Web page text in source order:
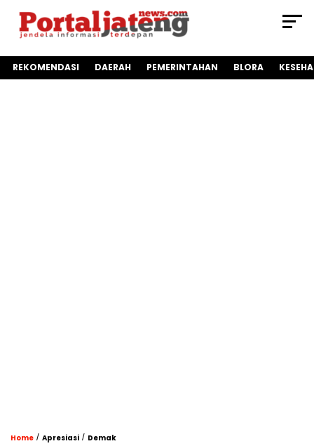
REKOMENDASI DAERAH PEMERINTAHAN BLORA
Home / Apresiasi / Demak